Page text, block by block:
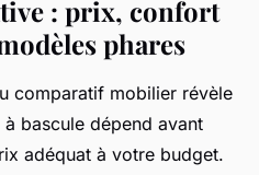
: prix, confort
phares
comparatif mobilier révèle
bascule dépend avant
adéquat à votre budget.